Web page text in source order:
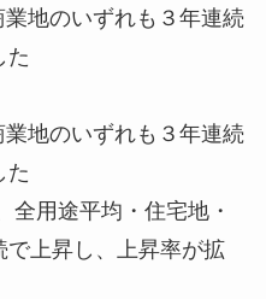
地のいずれも ３年連続
た
地のいずれも ３年連続
た
全用途平均・住宅地・
で上昇し、上昇率が拡